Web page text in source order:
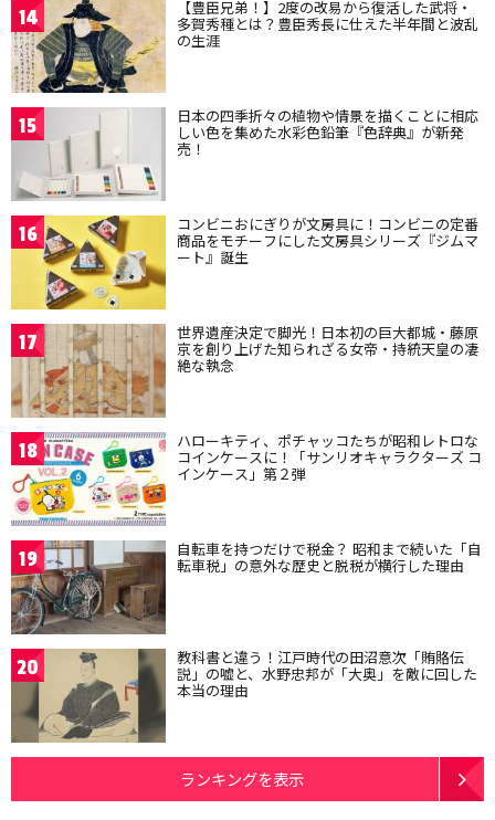
14 【豊臣兄弟！】2度の改易から復活した武将・
多賀秀種とは？豊臣秀長に仕えた半年間と波乱
の生涯
15 日本の四季折々の植物や情景を描くことに相応
しい色を集めた水彩色鉛筆『色辞典』が新発
売！
16 コンビニおにぎりが文房具に！コンビニの定番
商品をモチーフにした文房具シリーズ『ジムマ
ート』誕生
17 世界遺産決定で脚光！日本初の巨大都城・藤原
京を創り上げた知られざる女帝・持統天皇の凄
絶な執念
18 ハローキティ、ポチャッコたちが昭和レトロな
コインケースに！「サンリオキャラクターズ コ
インケース」第２弾
19 自転車を持つだけで税金？ 昭和まで続いた「自
転車税」の意外な歴史と脱税が横行した理由
20 教科書と違う！江戸時代の田沼意次「賄賂伝
説」の嘘と、水野忠邦が「大奥」を敵に回した
本当の理由
ランキングを表示